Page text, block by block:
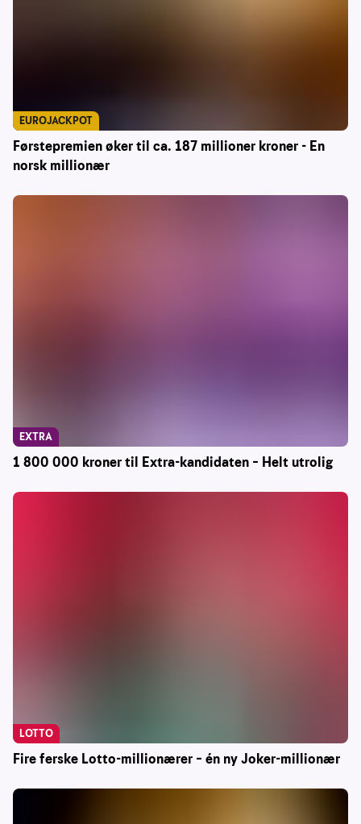
Førstepremien øker til ca. 187 millioner kroner - En
norsk millionær
EUROJACKPOT
1 800 000 kroner til Extra-kandidaten – Helt utrolig
EXTRA
Fire ferske Lotto-millionærer – én ny Joker-millionær
LOTTO